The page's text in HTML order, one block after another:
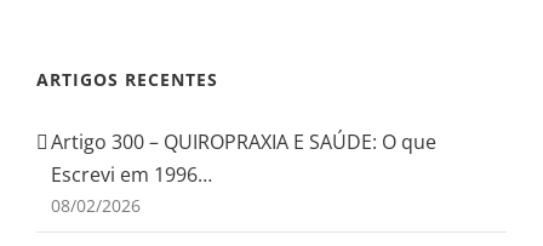
ARTIGOS RECENTES
Artigo 300 – QUIROPRAXIA E SAÚDE: O que
Escrevi em 1996…
08/02/2026